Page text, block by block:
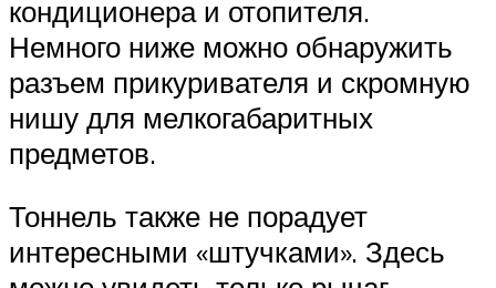
кондиционера и отопителя.
Немного ниже можно обнаружить
разъем прикуривателя и скромную
нишу для мелкогабаритных
предметов.
Тоннель также не порадует
интересными «штучками». Здесь